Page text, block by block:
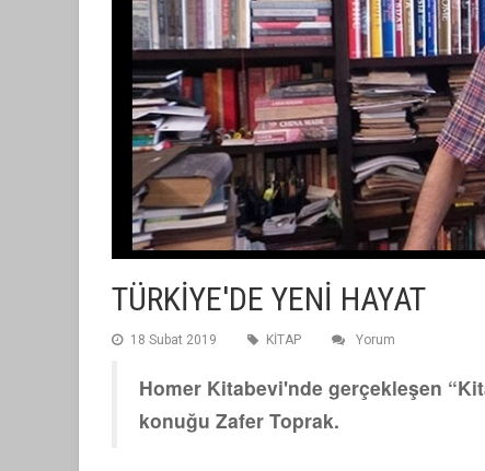
TÜRKİYE'DE YENİ HAYAT
18 Subat 2019 KİTAP Yorum
Homer Kitabevi'nde gerçekleşen
konuğu Zafer Toprak.